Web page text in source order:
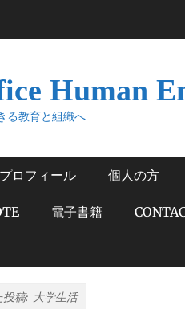
Human
る教育と組織へ
プロフィール 個人の方
電子書籍
投稿: 大学生活